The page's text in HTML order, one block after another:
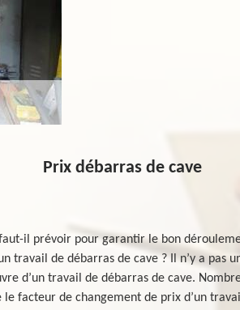
Prix débarras de cave
il prévoir pour garantir le bon
travail de débarras de cave ? Il n’y a pas
d’un travail de débarras de cave.
le facteur de changement de prix d’un